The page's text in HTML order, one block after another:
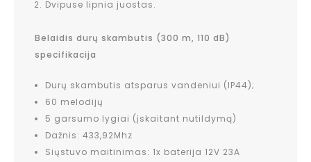
Dvipuse lipnia juostas.
Belaidis durų skambutis (300 m, 110 dB)
specifikacija
Durų skambutis atsparus vandeniui (IP44);
60 melodijų
5 garsumo lygiai (įskaitant nutildymą)
Dažnis: 433,92Mhz
Siųstuvo maitinimas: 1x baterija 12V 23A